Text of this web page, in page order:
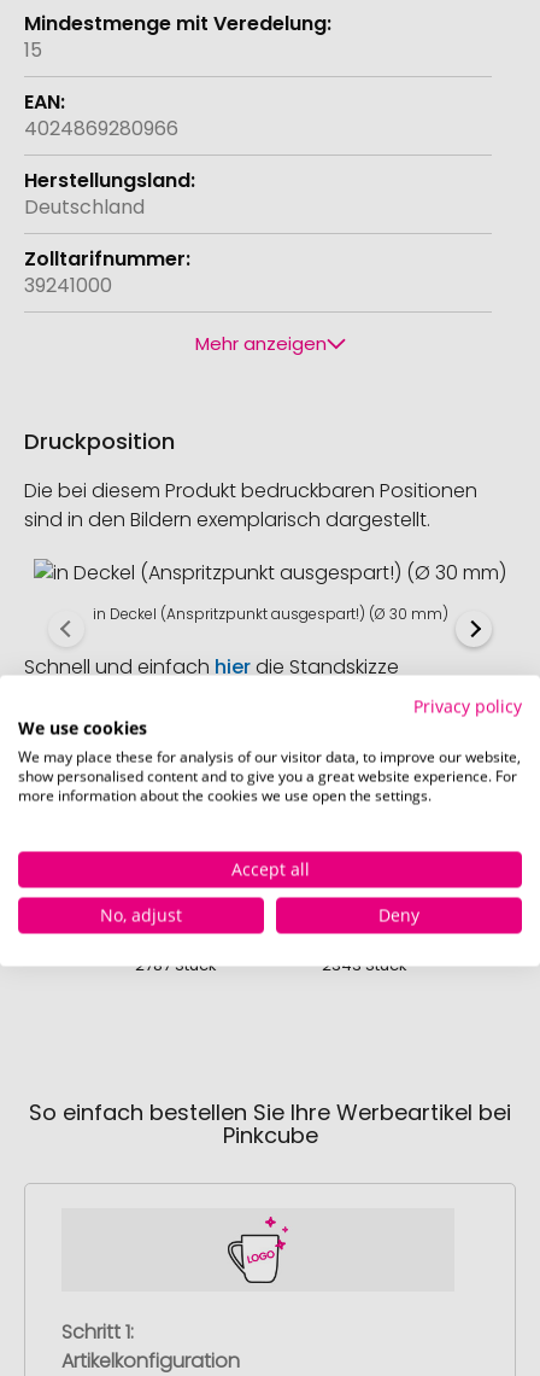
15
4024869280966
Deutschland
39241000
Mehr anzeigen
Druckposition
Die bei diesem Produkt bedruckbaren Positionen
sind in den Bildern exemplarisch dargestellt.
in Deckel (Anspritzpunkt ausgespart!) (Ø 30 mm)
Schnell und einfach hierdie Standskizze
kornblume
Sofort verfügbar
2787 Stück
haselnuss
Sofort verfügbar
2343 Stück
So einfach bestellen Sie Ihre Werbeartikel bei
Pinkcube
Schritt 1:
Artikelkonfiguration
Privacy policy
We use cookies
We may place these for analysis of our visitor data, to improve our website,
show personalised content and to give you a great website experience. For
more information about the cookies we use open the settings.
Accept all
No, adjust
Deny